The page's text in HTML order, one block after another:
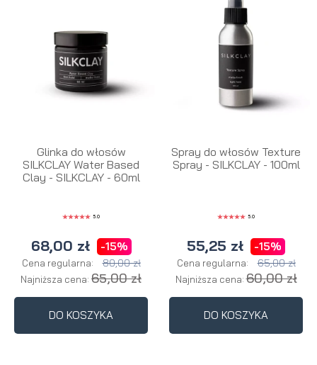
Glinka do włosów
SILKCLAY Water Based
Clay - SILKCLAY - 60ml
5.0
68,00 zł -15%
Cena regularna: 80,00 zł
Najniższa cena: 65,00 zł
DO KOSZYKA
Spray do włosów Texture
Spray - SILKCLAY - 100ml
5.0
55,25 zł -15%
Cena regularna: 65,00 zł
Najniższa cena:60,00 zł
DO KOSZYKA